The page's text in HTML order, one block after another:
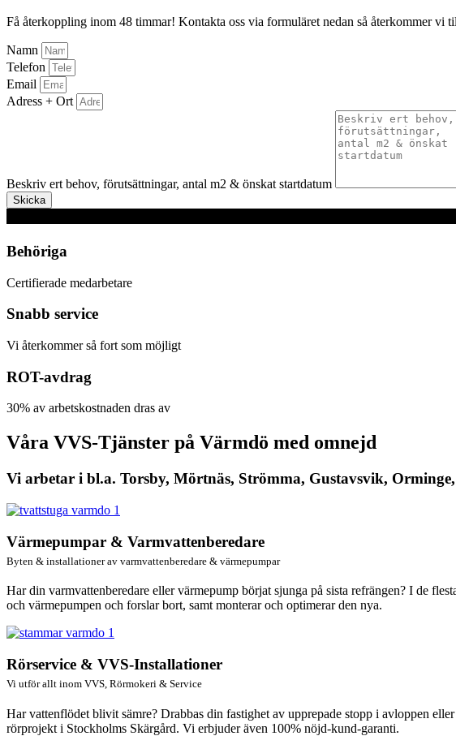
Få återkoppling inom 48 timmar! Kontakta oss via formuläret nedan så återkommer vi
Namn
Telefon
Email
Adress + Ort
Beskriv ert behov, förutsättningar, antal m2 & önskat startdatum
Skicka
Behöriga
Certifierade medarbetare
Snabb service
Vi återkommer så fort som möjligt
ROT-avdrag
30% av arbetskostnaden dras av
Våra VVS-Tjänster på Värmdö med omnejd
Vi arbetar i bl.a. Torsby, Mörtnäs, Strömma, Gustavsvik,
Värmepumpar & Varmvattenberedare
Byten & installationer av varmvattenberedare & värmepumpar
Har din varmvattenberedare eller värmepump börjat sjunga på sista refrängen? I de
och värmepumpen och forslar bort, samt monterar och optimerar den nya.
Rörservice & VVS-Installationer
Vi utför allt inom VVS, Rörmokeri & Service
Har vattenflödet blivit sämre? Drabbas din fastighet av upprepade stopp i avloppen
rörprojekt i Stockholms Skärgård. Vi erbjuder även 100% nöjd-kund-garanti.